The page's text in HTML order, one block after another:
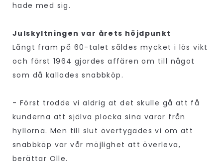
hade med sig.
Julskyltningen var årets höjdpunkt
Långt fram på 60-talet såldes mycket i lös vikt
och först 1964 gjordes affären om till något
som då kallades snabbköp.
- Först trodde vi aldrig at det skulle gå att få
kunderna att själva plocka sina varor från
hyllorna. Men till slut övertygades vi om att
snabbköp var vår möjlighet att överleva,
berättar Olle.